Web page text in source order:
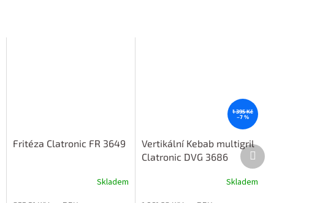
Fritéza Clatronic FR 3649
Skladem
1 395 Kč
–7 %
Vertikální Kebab multigril
Clatronic DVG 3686
Skladem
Další
produkt